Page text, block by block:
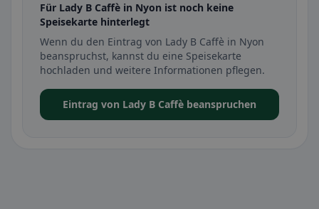
Für Lady B Caffè in Nyon ist noch keine
Speisekarte hinterlegt
Wenn du den Eintrag von Lady B Caffè in Nyon
beanspruchst, kannst du eine Speisekarte
hochladen und weitere Informationen pflegen.
Eintrag von Lady B Caffè beanspruchen